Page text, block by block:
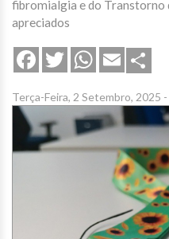
fibromialgia e do Transtorno
apreciados
FacebookTwitterWhatsApp
Email
Terça-Feira, 2 Setembro, 2025